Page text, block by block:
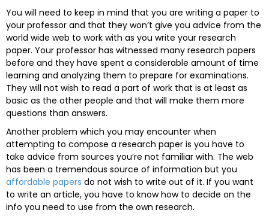
You will need to keep in mind that you are writing a paper to
your professor and that they won’t give you advice from the
world wide web to work with as you write your research
paper. Your professor has witnessed many research papers
before and they have spent a considerable amount of time
learning and analyzing them to prepare for examinations.
They will not wish to read a part of work that is at least as
basic as the other people and that will make them more
questions than answers.
Another problem which you may encounter when
attempting to compose a research paper is you have to
take advice from sources you’re not familiar with. The web
has been a tremendous source of information but you
affordable papers do not wish to write out of it. If you want
to write an article, you have to know how to decide on the
info you need to use from the own research.